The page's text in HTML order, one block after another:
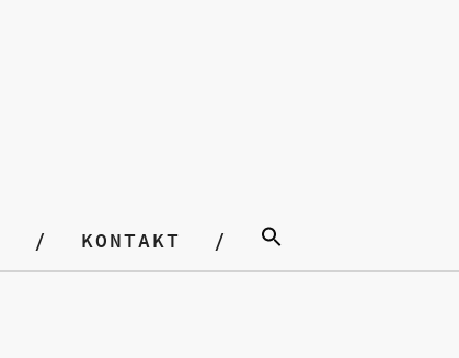
KONTAKT